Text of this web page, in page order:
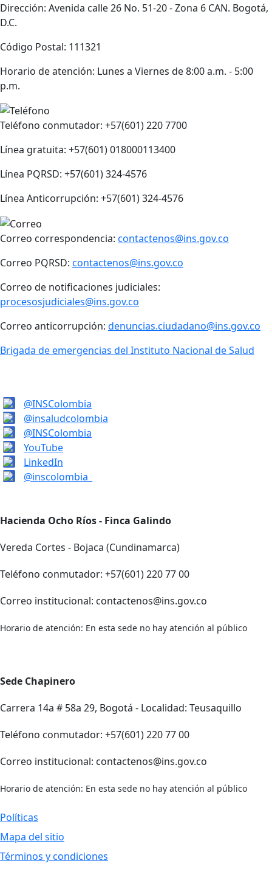
Dirección: Avenida calle 26 No. 51-20 - Zona 6 CAN. Bogotá,
D.C.
Código Postal: 111321
Horario de atención: Lunes a Viernes de 8:00 a.m. - 5:00
p.m.
Teléfono conmutador: +57(601) 220 7700
Línea gratuita: +57(601) 018000113400
Línea PQRSD: +57(601) 324-4576
Línea Anticorrupción: +57(601) 324-4576
Correo correspondencia: contactenos@ins.gov.co
Correo PQRSD: contactenos@ins.gov.co
Correo de notificaciones judiciales:
procesosjudiciales@ins.gov.co
Correo anticorrupción: denuncias.ciudadano@ins.gov.co
Brigada de emergencias del Instituto Nacional de Salud
@INSColombia
@insaludcolombia
@INSColombia
YouTube
LinkedIn
@inscolombia_
Hacienda Ocho Ríos - Finca Galindo
Vereda Cortes - Bojaca (Cundinamarca)
Teléfono conmutador: +57(601) 220 77 00
Correo institucional: contactenos@ins.gov.co
Horario de atención: En esta sede no hay atención al público
Sede Chapinero
Carrera 14a # 58a 29, Bogotá - Localidad: Teusaquillo
Teléfono conmutador: +57(601) 220 77 00
Correo institucional: contactenos@ins.gov.co
Horario de atención: En esta sede no hay atención al público
Políticas
Mapa del sitio
Términos y condiciones